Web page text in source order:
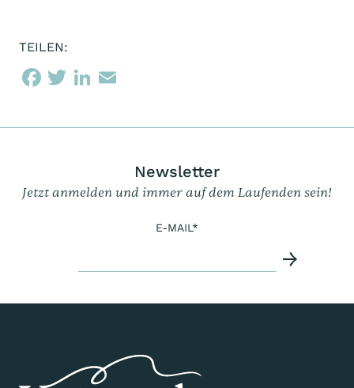
TEILEN:
Newsletter
Jetzt anmelden und immer auf dem Laufenden sein!
E-MAIL*